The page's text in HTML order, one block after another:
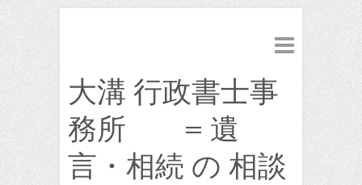
大溝 行政書士事
務所 = 遺
言・相続 の 相談